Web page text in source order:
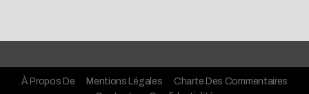
À Propos De Mentions Légales
Charte Des Commentaires